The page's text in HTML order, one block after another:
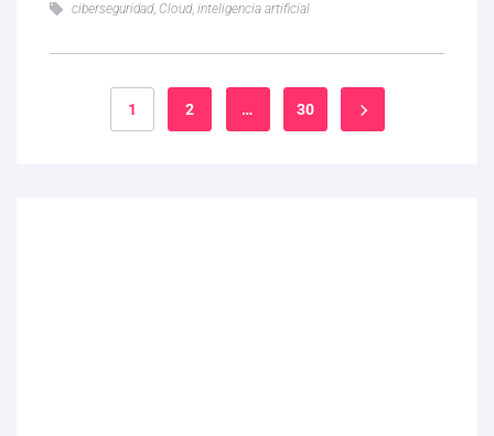
ciberseguridad, Cloud, inteligencia artificial
1 2 … 30